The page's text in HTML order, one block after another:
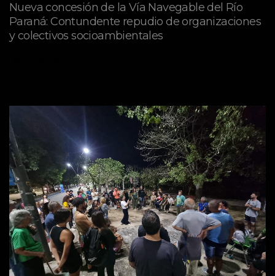
Nueva concesión de la Vía Navegable del Río
Paraná: Contundente repudio de organizaciones
y colectivos socioambientales